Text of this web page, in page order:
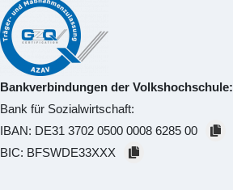
Bankverbindungen der Volkshochschule:
Bank für Sozialwirtschaft:
IBAN: DE31 3702 0500 0008 6285 00
BIC: BFSWDE33XXX